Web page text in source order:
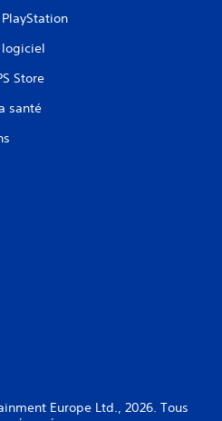
Store
santé
Europe Ltd., 2026. Tous